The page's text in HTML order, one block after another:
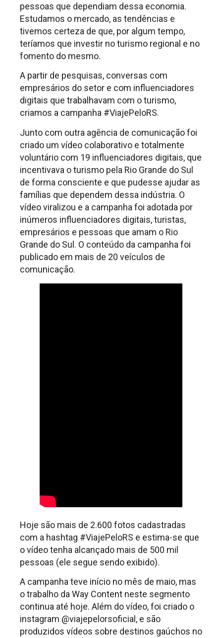
pessoas que dependiam dessa economia.
Estudamos o mercado, as tendências e
tivemos certeza de que, por algum tempo,
teríamos que investir no turismo regional e no
fomento do mesmo.
A partir de pesquisas, conversas com
empresários do setor e com influenciadores
digitais que trabalhavam com o turismo,
criamos a campanha #ViajePeloRS.
Junto com outra agência de comunicação foi
criado um vídeo colaborativo e totalmente
voluntário com 19 influenciadores digitais, que
incentivava o turismo pela Rio Grande do Sul
de forma consciente e que pudesse ajudar as
famílias que dependem dessa indústria. O
vídeo viralizou e a campanha foi adotada por
inúmeros influenciadores digitais, turistas,
empresários e pessoas que amam o Rio
Grande do Sul. O conteúdo da campanha foi
publicado em mais de 20 veículos de
comunicação.
Hoje são mais de 2.600 fotos cadastradas
com a hashtag #ViajePeloRS e estima-se que
o vídeo tenha alcançado mais de 500 mil
pessoas (ele segue sendo exibido).
A campanha teve início no mês de maio, mas
o trabalho da Way Content neste segmento
continua até hoje. Além do vídeo, foi criado o
instagram @viajepelorsoficial, e são
produzidos vídeos sobre destinos gaúchos no